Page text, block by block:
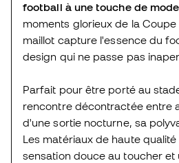
football à une touche de
moments glorieux de la
maillot capture l'essence du
design qui ne passe pas
Parfait pour être porté au
rencontre décontractée entre
d'une sortie nocturne, sa
Les matériaux de haute
sensation douce au toucher et